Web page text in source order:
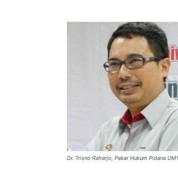
Dr. Trisno Raharjo, Pakar Hukum Pidana